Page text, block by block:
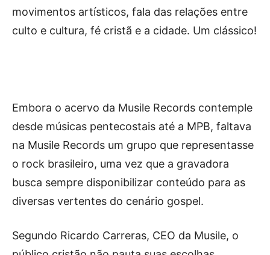
movimentos artísticos, fala das relações entre
culto e cultura, fé cristã e a cidade. Um clássico!
Embora o acervo da Musile Records contemple
desde músicas pentecostais até a MPB, faltava
na Musile Records um grupo que representasse
o rock brasileiro, uma vez que a gravadora
busca sempre disponibilizar conteúdo para as
diversas vertentes do cenário gospel.
Segundo Ricardo Carreras, CEO da Musile, o